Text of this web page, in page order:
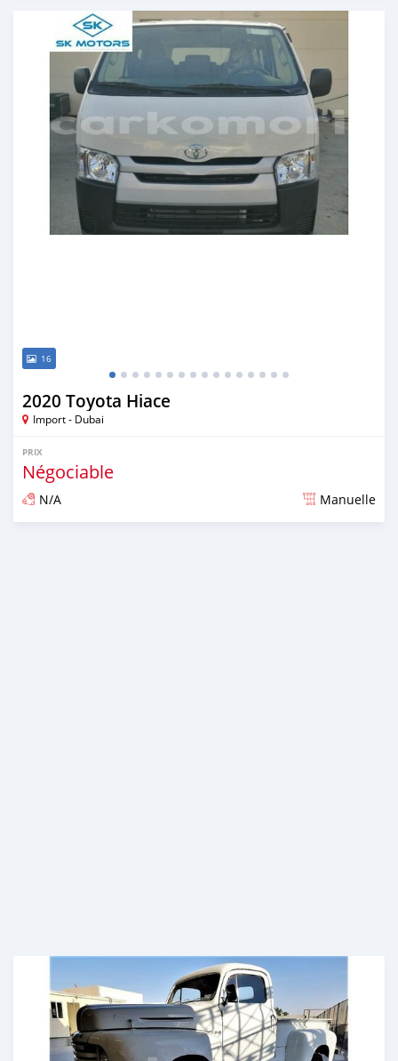
Publié il y a presque 6 ans
16
2020 Toyota Hiace
Import - Dubai
PRIX
Négociable
N/A Manuelle